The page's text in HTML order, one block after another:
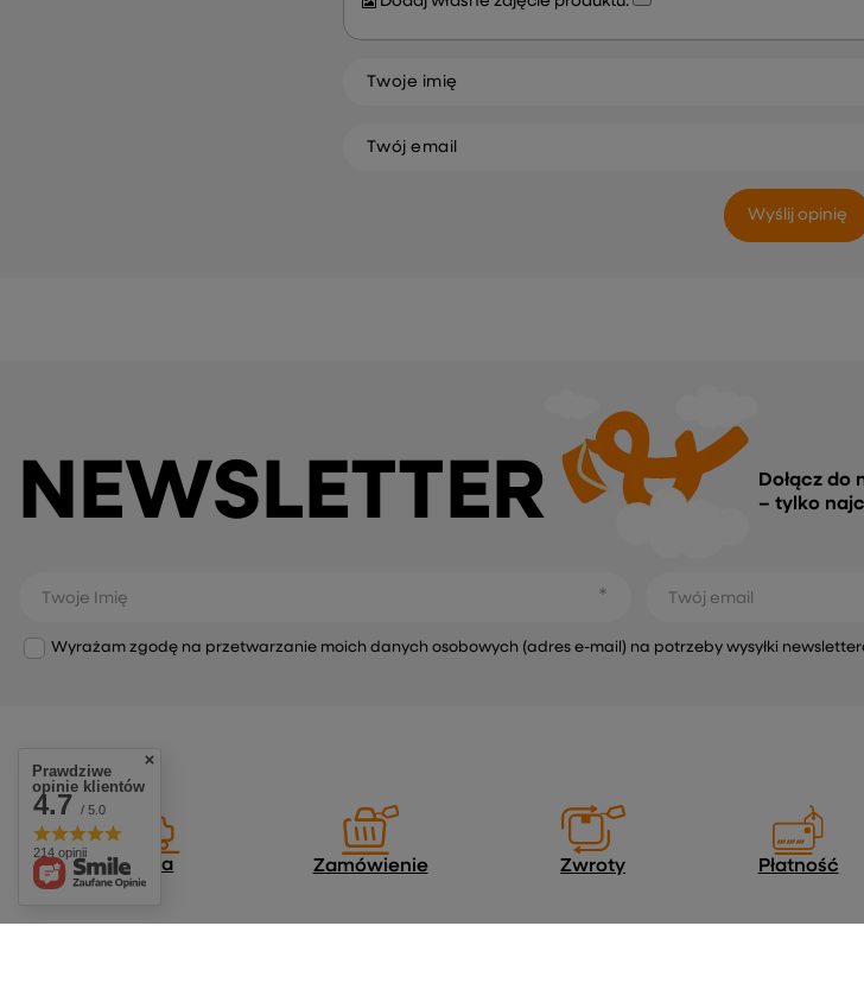
Twoje imię
Twój email
Wyślij opinię
NEWSLETTER
Dołącz
– tylko
Twoje Imię Twój email
Wyrażam zgodę na przetwarzanie moich danych osobowych (adres e-mail) na potrzeby wysyłki
Dostawa Zamówienie Zwroty Płatność
Prawdziwe
opinie klientów
4.7 / 5.0
214 opinii